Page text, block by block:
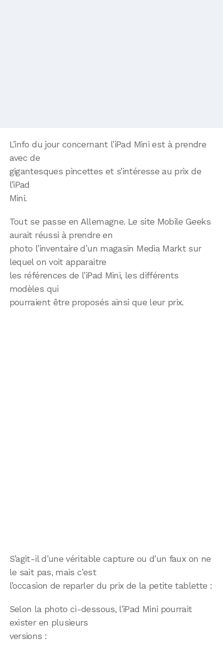
L’info du jour concernant l’iPad Mini est à prendre
avec de
gigantesques pincettes et s’intéresse au prix de
l’iPad
Mini.
Tout se passe en Allemagne. Le site Mobile Geeks
aurait réussi à prendre en
photo l’inventaire d’un magasin Media Markt sur
lequel on voit apparaitre
les références de l’iPad Mini, les différents
modèles qui
pourraient être proposés ainsi que leur prix.
S’agit-il d’une véritable capture ou d’un faux on ne
le sait pas, mais c’est
l’occasion de reparler du prix de la petite tablette :
Selon la photo ci-dessous, l’iPad Mini pourrait
exister en plusieurs
versions :